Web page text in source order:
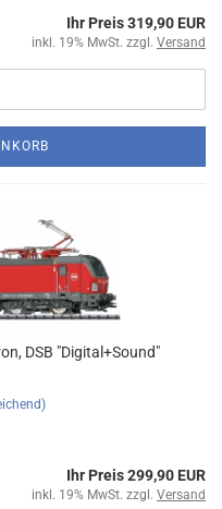
Ihr Preis 319,90 EUR
inkl. 19% MwSt. zzgl. Versand
DSB "Digital+Sound"
Ihr Preis 299,90 EUR
inkl. 19% MwSt. zzgl. Versand